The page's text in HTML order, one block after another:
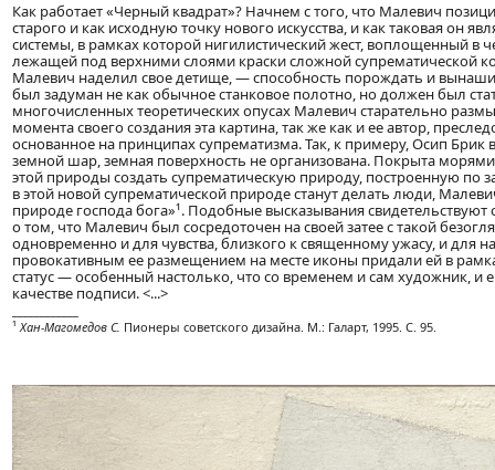
Как работает «Черный квадрат»? Начнем с того, что Малевич
старого и как исходную точку нового искусства, и как таковая он
системы, в рамках которой нигилистический жест, воплощенный
лежащей под верхними слоями краски сложной супрематической
Малевич наделил свое детище, — способность порождать и
был задуман не как обычное станковое полотно, но должен был
многочисленных теоретических опусах Малевич старательно
момента своего создания эта картина, так же как и ее автор,
основанное на принципах супрематизма. Так, к примеру, Осип
земной шар, земная поверхность не организована. Покрыта
этой природы создать супрематическую природу, построенную по
в этой новой супрематической природе станут делать люди,
природе господа бога»¹. Подобные высказывания
о том, что Малевич был сосредоточен на своей затее с такой
одновременно и для чувства, близкого к священному ужасу, и для
провокативным ее размещением на месте иконы придали ей в
статус — особенный настолько, что со временем и сам художник, и
качестве подписи. <...>
¹Хан-Магомедов С. Пионеры советского дизайна. М.: Галарт, 1995. С. 95.